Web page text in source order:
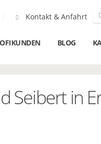
Kontakt & Anfahrt
BLOG
Seibert in